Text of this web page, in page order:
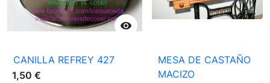

CANILLA REFREY 427
1,50 €
MESA DE CASTAÑO
MACIZO